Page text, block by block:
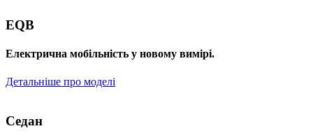
EQB
Електрична мобільність у новому вимірі.
Детальніше про моделі
Седан